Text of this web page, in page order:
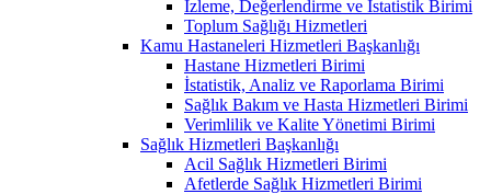
İzleme, Değerlendirme ve İstatistik Birimi
Toplum Sağlığı Hizmetleri
Kamu Hastaneleri Hizmetleri Başkanlığı
Hastane Hizmetleri Birimi
İstatistik, Analiz ve Raporlama Birimi
Sağlık Bakım ve Hasta Hizmetleri Birimi
Verimlilik ve Kalite Yönetimi Birimi
Sağlık Hizmetleri Başkanlığı
Acil Sağlık Hizmetleri Birimi
Afetlerde Sağlık Hizmetleri Birimi